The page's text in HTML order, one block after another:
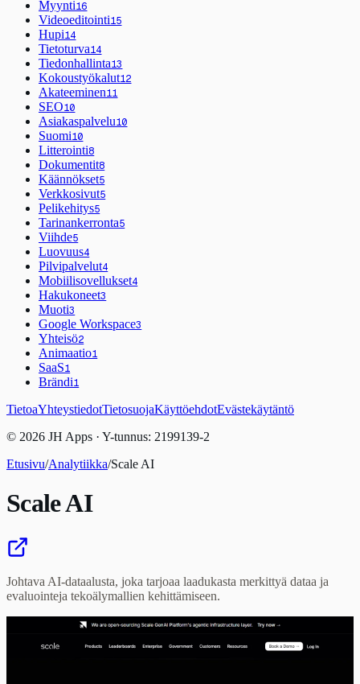
Myynti16
Videoeditointi15
Hupi14
Tietoturva14
Tiedonhallinta13
Kokoustyökalut12
Akateeminen11
SEO10
Asiakaspalvelu10
Suomi10
Litterointi8
Dokumentit8
Käännökset5
Verkkosivut5
Pelikehitys5
Tarinankerronta5
Viihde5
Luovuus4
Pilvipalvelut4
Mobiilisovellukset4
Hakukoneet3
Muoti3
Google Workspace3
Yhteisö2
Animaatio1
SaaS1
Brändi1
TietoaYhteystiedotTietosuojaKäyttöehdotEvästekäytäntö
© 2026 JH Apps · Y-tunnus: 2199139-2
Etusivu/Analytiikka/Scale AI
Scale AI
Johtava AI-dataalusta, joka tarjoaa laadukasta merkittyä dataa ja
evaluointeja tekoälymallien kehittämiseen.